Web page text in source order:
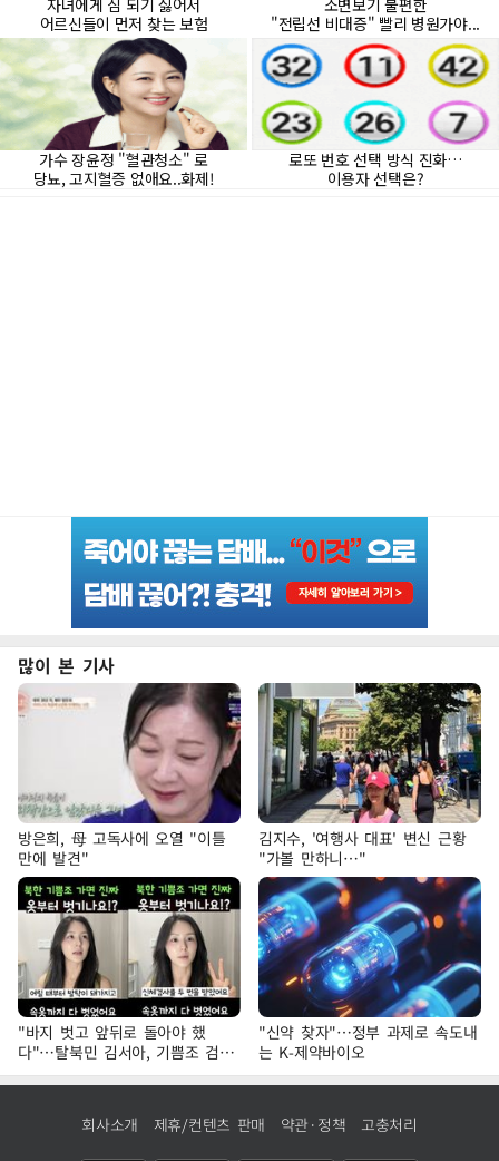
많이 본 기사
방은희, 母 고독사에 오열 "이틀
만에 발견"
김지수, '여행사 대표' 변신 근황
"가볼 만하니…"
"바지 벗고 앞뒤로 돌아야 했
다"…탈북민 김서아, 기쁨조 검사
수치심 회상
"신약 찾자"…정부 과제로 속도내
는 K-제약바이오
회사소개 제휴/컨텐츠 판매 약관·정책 고충처리